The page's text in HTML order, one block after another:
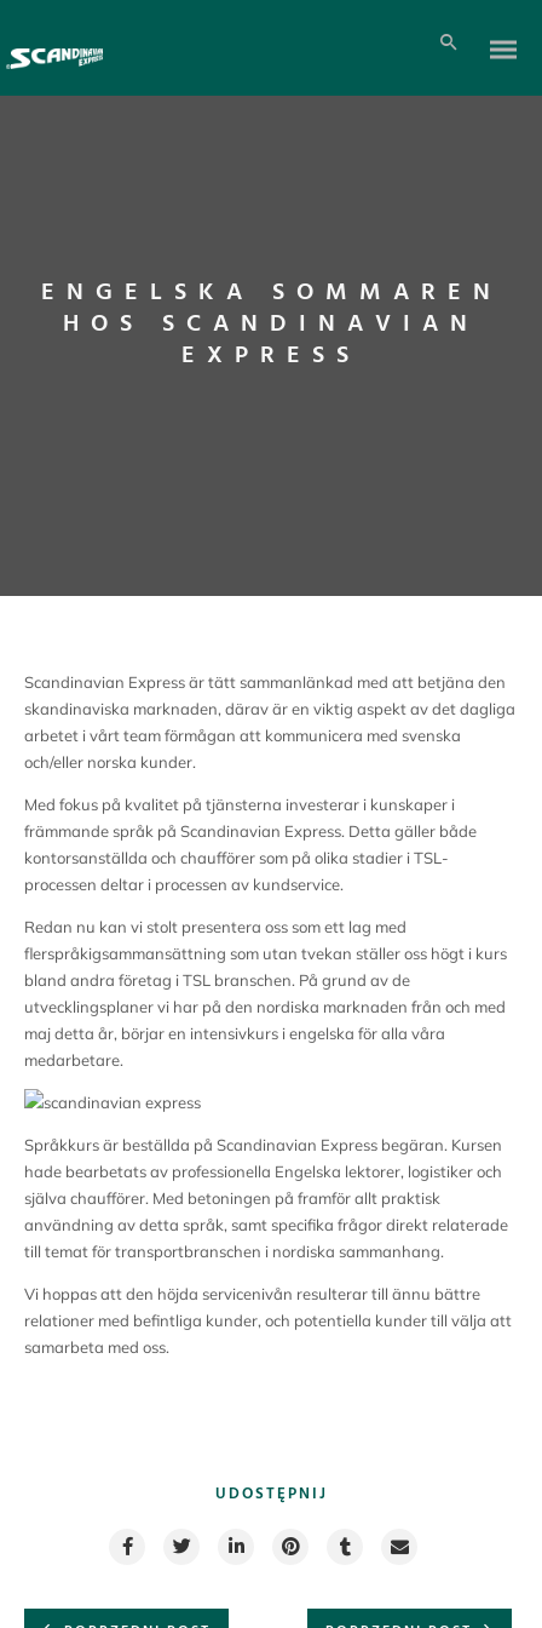
ENGELSKA SOMMAREN
HOS SCANDINAVIAN
EXPRESS
Scandinavian Express är tätt sammanlänkad med att betjäna den
skandinaviska marknaden, därav är en viktig aspekt av det dagliga
arbetet i vårt team förmågan att kommunicera med svenska
och/eller norska kunder.
Med fokus på kvalitet på tjänsterna investerar i kunskaper i
främmande språk på Scandinavian Express. Detta gäller både
kontorsanställda och chaufförer som på olika stadier i TSL-
processen deltar i processen av kundservice.
Redan nu kan vi stolt presentera oss som ett lag med
flerspråkigsammansättning som utan tvekan ställer oss högt i kurs
bland andra företag i TSL branschen. På grund av de
utvecklingsplaner vi har på den nordiska marknaden från och med
maj detta år, börjar en intensivkurs i engelska för alla våra
medarbetare.
Språkkurs är beställda på Scandinavian Express begäran. Kursen
hade bearbetats av professionella Engelska lektorer, logistiker och
själva chaufförer. Med betoningen på framför allt praktisk
användning av detta språk, samt specifika frågor direkt relaterade
till temat för transportbranschen i nordiska sammanhang.
Vi hoppas att den höjda servicenivån resulterar till ännu bättre
relationer med befintliga kunder, och potentiella kunder till välja att
samarbeta med oss.
UDOSTĘPNIJ